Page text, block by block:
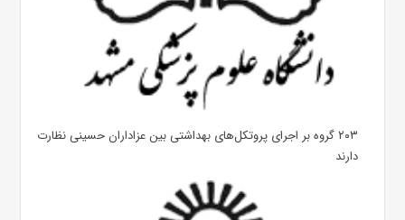
۲۰۳ گروه بر اجرای پروتکل‌های بهداشتی بین عزاداران حسینی نظارت
دارند